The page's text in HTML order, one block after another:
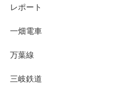
レポート
一畑電車
万葉線
三岐鉄道